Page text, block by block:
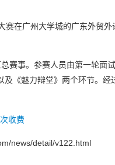
在广州大学城的广东外贸外
赛事。参赛人员由第一轮面
《魅力辩堂》两个环节。
收费
news/detail/v122.html